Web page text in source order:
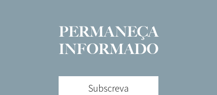
PERMANEÇA
INFORMADO
Subscreva